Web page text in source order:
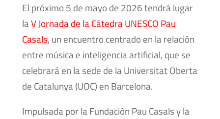
El próximo 5 de mayo de 2026 tendrá lugar
laV Jornada de la Cátedra UNESCO Pau
Casals, un encuentro centrado en la relación
entre música e inteligencia artificial, que se
celebrará en la sede de la Universitat Oberta
de Catalunya (UOC) en Barcelona.
Impulsada por la Fundación Pau Casals y la